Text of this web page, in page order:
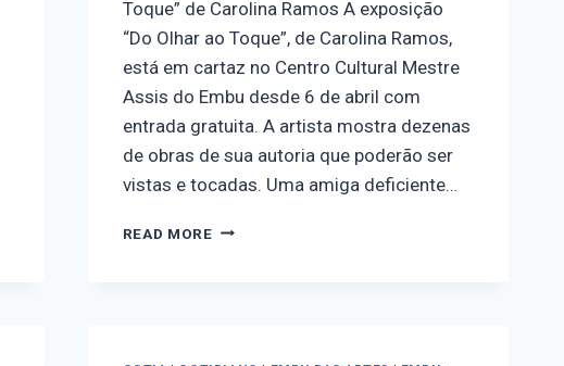
Toque” de Carolina Ramos A exposição
“Do Olhar ao Toque”, de Carolina Ramos,
está em cartaz no Centro Cultural Mestre
Assis do Embu desde 6 de abril com
entrada gratuita. A artista mostra dezenas
de obras de sua autoria que poderão ser
vistas e tocadas. Uma amiga deficiente…
READ MORE